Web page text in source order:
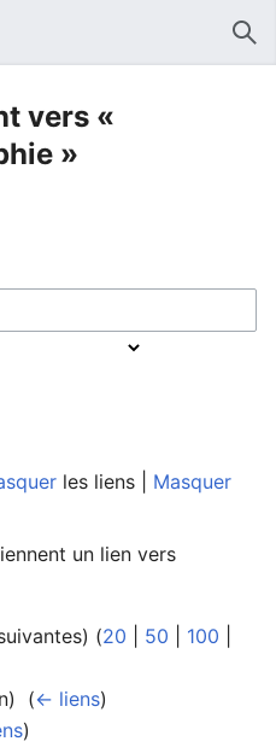
vers «
»
les liens | Masquer
un lien vers
(20 50 100
(← liens)
)